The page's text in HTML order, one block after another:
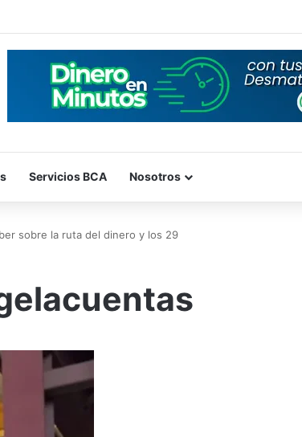
Servicios BCA Nosotros
sobre la ruta del dinero y los 29